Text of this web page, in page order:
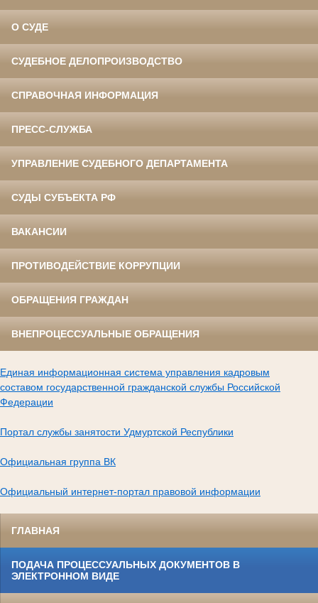
О СУДЕ
СУДЕБНОЕ ДЕЛОПРОИЗВОДСТВО
СПРАВОЧНАЯ ИНФОРМАЦИЯ
ПРЕСС-СЛУЖБА
УПРАВЛЕНИЕ СУДЕБНОГО ДЕПАРТАМЕНТА
СУДЫ СУБЪЕКТА РФ
ВАКАНСИИ
ПРОТИВОДЕЙСТВИЕ КОРРУПЦИИ
ОБРАЩЕНИЯ ГРАЖДАН
ВНЕПРОЦЕССУАЛЬНЫЕ ОБРАЩЕНИЯ
Единая информационная система управления кадровым
составом государственной гражданской службы Российской
Федерации
Портал службы занятости Удмуртской Республики
Официальная группа ВК
Официальный интернет-портал правовой информации
ГЛАВНАЯ
ПОДАЧА ПРОЦЕССУАЛЬНЫХ ДОКУМЕНТОВ В
ЭЛЕКТРОННОМ ВИДЕ